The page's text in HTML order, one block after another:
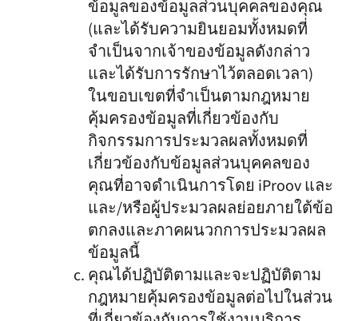
ข้อมูลของข้อมูลส่วนบุคคลของคุณ
(และได้รับความยินยอมทั้งหมดที่
จำเป็นจากเจ้าของข้อมูลดังกล่าว
และได้รับการรักษาไว้ตลอดเวลา)
ในขอบเขตที่จำเป็นตามกฎหมาย
คุ้มครองข้อมูลที่เกี่ยวข้องกับ
กิจกรรมการประมวลผลทั้งหมดที่
เกี่ยวข้องกับข้อมูลส่วนบุคคลของ
คุณที่อาจดำเนินการโดย iProov และ
และ/หรือผู้ประมวลผลย่อยภายใต้ข้อ
ตกลงและภาคผนวกการประมวลผล
ข้อมูลนี้
คุณได้ปฏิบัติตามและจะปฏิบัติตาม
กฎหมายคุ้มครองข้อมูลต่อไปในส่วน